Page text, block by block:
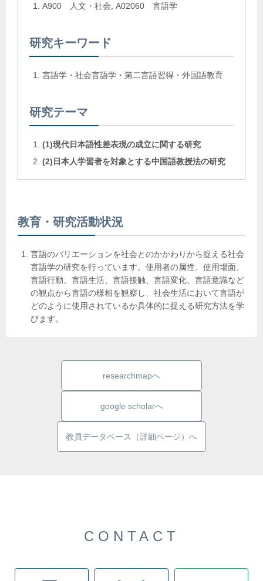
A900 人文・社会, A02060 言語学
研究キーワード
言語学・社会言語学・第二言語習得・外国語教育
研究テーマ
(1)現代日本語性差表現の成立に関する研究
(2)日本人学習者を対象とする中国語教授法の研究
教育・研究活動状況
言語のバリエーションを社会とのかかわりから捉える社会
言語学の研究を行っています。使用者の属性、使用場面、
言語行動、言語生活、言語接触、言語変化、言語意識など
の観点から言語の様相を観察し、社会生活において言語が
どのように使用されているか具体的に捉える研究方法を学
びます。
researchmapへ
google scholarへ
教員データベース（詳細ページ）へ
CONTACT